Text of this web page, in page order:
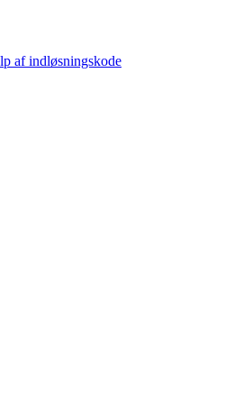
af indløsningskode